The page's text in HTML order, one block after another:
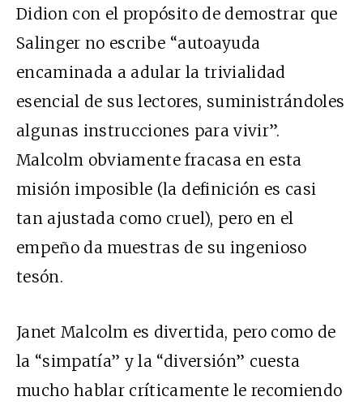
Didion con el propósito de demostrar que
Salinger no escribe “autoayuda
encaminada a adular la trivialidad
esencial de sus lectores, suministrándoles
algunas instrucciones para vivir”.
Malcolm obviamente fracasa en esta
misión imposible (la definición es casi
tan ajustada como cruel), pero en el
empeño da muestras de su ingenioso
tesón.
Janet Malcolm es divertida, pero como de
la “simpatía” y la “diversión” cuesta
mucho hablar críticamente le recomiendo